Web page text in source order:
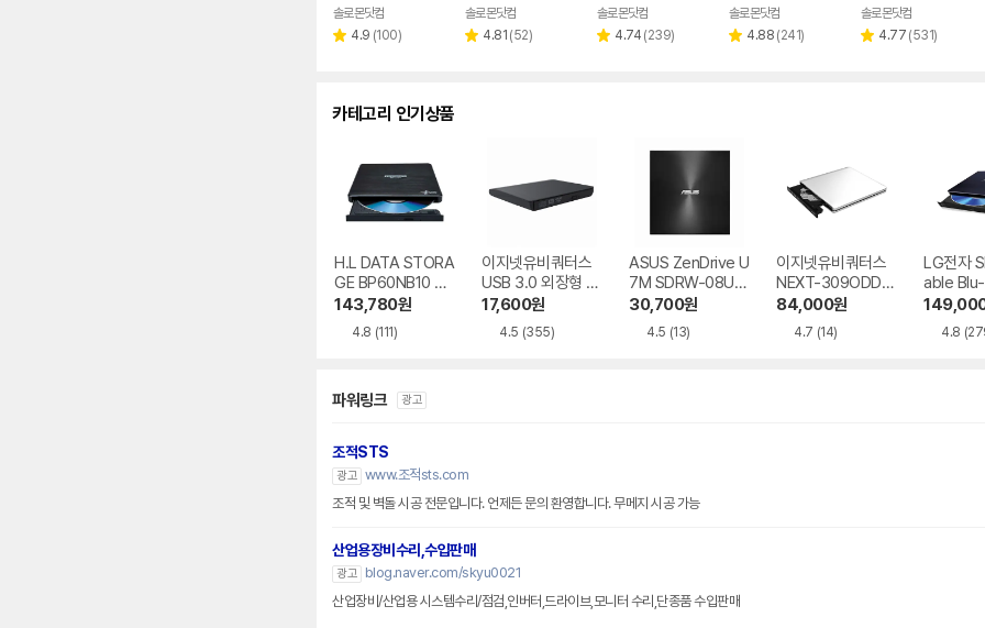
페이
솔로몬닷컴
별 4.9 리
(100)
페이
솔로몬닷컴
별 4.81 리
(52)
페이
솔로몬닷컴
별 4.74 리
(239)
페이
솔로몬닷컴
별 4.88 리
(241)
페이
솔로몬닷컴
별 4.77 리
(531)
카테고리 인기상품
H.L DATA STORA
GE BP60NB10 블
루레이 외장ODD
143,780원
4.8 (111)
이지넷유비쿼터스
USB 3.0 외장형 D
VD-RW NEXT-20
0DVD-RW
17,600원
4.5 (355)
ASUS ZenDrive U
7M SDRW-08U7
M-U-B
30,700원
4.5 (13)
이지넷유비쿼터스
NEXT-309ODD-
BR 트레이 방식
84,000원
4.7 (14)
LG전자
able
Writer
4.8
파워링크 광고
조적STS
광고 www.조적sts.com
조적 및 벽돌 시공 전문입니다. 언제든 문의 환영합니다. 무메지 시공 가능
산업용장비수리,수입판매
광고
blog.naver.com/skyu0021
산업장비/산업용 시스템수리/점검,인버터,드라이브,모니터 수리,단종품 수입판매